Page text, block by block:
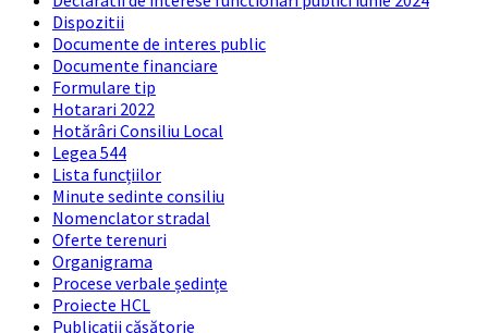
Dispozitii
Documente de interes public
Documente financiare
Formulare tip
Hotarari 2022
Hotărâri Consiliu Local
Legea 544
Lista funcțiilor
Minute sedinte consiliu
Nomenclator stradal
Oferte terenuri
Organigrama
Procese verbale ședințe
Proiecte HCL
Publicații căsătorie